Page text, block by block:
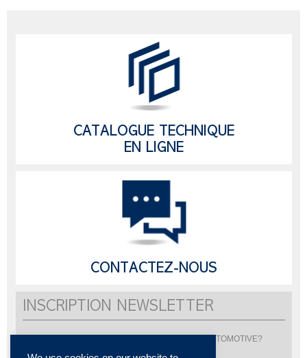
CATALOGUE TECHNIQUE
EN LIGNE
CONTACTEZ-NOUS
INSCRIPTION NEWSLETTER
Vous souhaitez être informé de l'actualité de LISI AUTOMOTIVE?
Inscrivez-vous pour recevoir notre newsletter